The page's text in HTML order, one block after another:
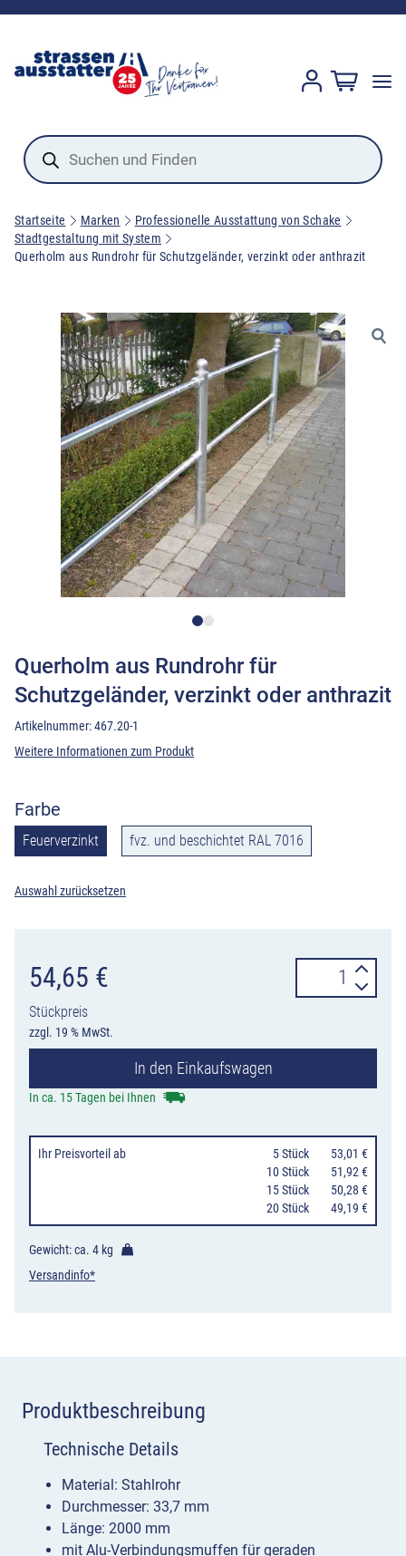
Products
search
Startseite Marken
Professionelle Ausstattung von Schake
Stadtgestaltung mit System
Querholm aus Rundrohr für Schutzgeländer, verzinkt oder anthrazit
Querholm aus Rundrohr für
Schutzgeländer, verzinkt oder anthrazit
Artikelnummer:467.20-1
Weitere Informationen zum Produkt
Farbe
Feuerverzinkt fvz. und beschichtet RAL 7016
Auswahl zurücksetzen
54,65 €
Stückpreis
zzgl. 19 % MwSt.
Querholm
aus
für
anthrazit
Menge
In den Einkaufswagen
In ca. 15 Tagen bei Ihnen
Ihr Preisvorteil ab 5 Stück
53,01 €
10 Stück
51,92 €
15 Stück
50,28 €
20 Stück
49,19 €
Gewicht: ca. 4 kg
Versandinfo*
Produktbeschreibung
Technische Details
Material: Stahlrohr
Durchmesser: 33,7 mm
Länge: 2000 mm
mit Alu-Verbindungsmuffen für geraden